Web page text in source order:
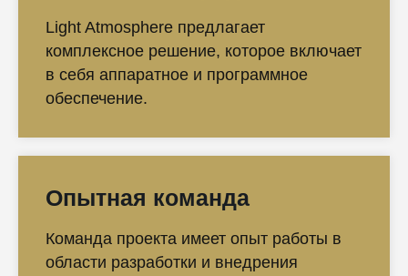
Light Atmosphere предлагает
комплексное решение, которое включает
в себя аппаратное и программное
обеспечение.
Опытная команда
Команда проекта имеет опыт работы в
области разработки и внедрения